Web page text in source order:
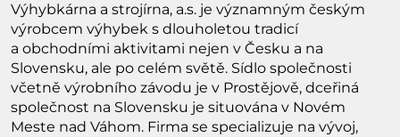
Výhybkárna a strojírna, a.s. je významným českým
výrobcem výhybek s dlouholetou tradicí
a obchodními aktivitami nejen v Česku a na
Slovensku, ale po celém světě. Sídlo společnosti
včetně výrobního závodu je v Prostějově, dceřiná
společnost na Slovensku je situována v Novém
Meste nad Váhom. Firma se specializuje na vývoj,